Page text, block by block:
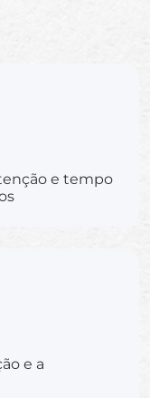
e tempo
e a